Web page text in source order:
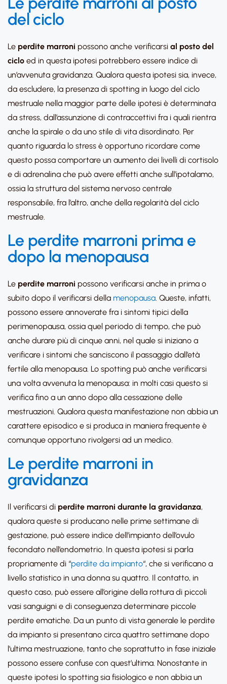
del ciclo
Le perdite marroni possono anche verificarsi al posto del
ciclo ed in questa ipotesi potrebbero essere indice di
un’avvenuta gravidanza. Qualora questa ipotesi sia, invece,
da escludere, la presenza di spotting in luogo del ciclo
mestruale nella maggior parte delle ipotesi è determinata
da stress, dall’assunzione di contraccettivi fra i quali rientra
anche la spirale o da uno stile di vita disordinato. Per
quanto riguarda lo stress è opportuno ricordare come
questo possa comportare un aumento dei livelli di cortisolo
e di adrenalina che può avere effetti anche sull’ipotalamo,
ossia la struttura del sistema nervoso centrale
responsabile, fra l’altro, anche della regolarità del ciclo
mestruale.
Le perdite marroni prima e
dopo la menopausa
Le perdite marroni possono verificarsi anche in prima o
subito dopo il verificarsi della menopausa. Queste, infatti,
possono essere annoverate fra i sintomi tipici della
perimenopausa, ossia quel periodo di tempo, che può
anche durare più di cinque anni, nel quale si iniziano a
verificare i sintomi che sanciscono il passaggio dall’età
fertile alla menopausa. Lo spotting può anche verificarsi
una volta avvenuta la menopausa: in molti casi questo si
verifica fino a un anno dopo alla cessazione delle
mestruazioni. Qualora questa manifestazione non abbia un
carattere episodico e si produca in maniera frequente è
comunque opportuno rivolgersi ad un medico.
Le perdite marroni in
gravidanza
Il verificarsi di perdite marroni durante la gravidanza,
qualora queste si producano nelle prime settimane di
gestazione, può essere indice dell’impianto dell’ovulo
fecondato nell’endometrio. In questa ipotesi si parla
propriamente di “perdite da impianto“, che si verificano a
livello statistico in una donna su quattro. Il contatto, in
questo caso, può essere all’origine della rottura di piccoli
vasi sanguigni e di conseguenza determinare piccole
perdite ematiche. Da un punto di vista generale le perdite
da impianto si presentano circa quattro settimane dopo
l’ultima mestruazione, tanto che soprattutto in fase iniziale
possono essere confuse con quest’ultima. Nonostante in
queste ipotesi lo spotting sia fisiologico e non abbia un